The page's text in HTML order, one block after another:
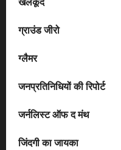
ग्राउंड जीरो
ग्लैमर
जनप्रतिनिधियों की रिपोर्ट
जर्नलिस्ट ऑफ द मंथ
जिंदगी का जायका